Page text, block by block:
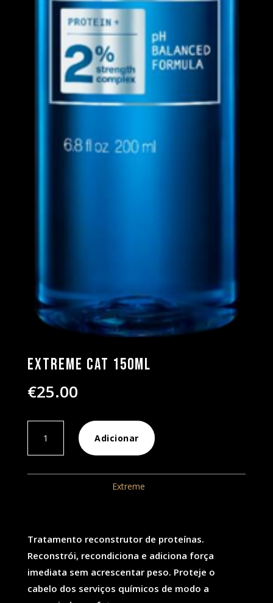
Extreme CAT 150ML
€25.00
CAT
Adicionar
Extreme
Tratamento reconstrutor de proteínas.
Reconstrói, recondiciona e adiciona força
imediata sem acrescentar peso. Proteje o
cabelo dos serviços químicos de modo a